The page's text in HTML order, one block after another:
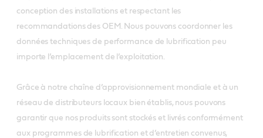
conception des installations et respectant les
recommandations des OEM. Nous pouvons coordonner les
données techniques de performance de lubrification peu
importe l’emplacement de l’exploitation.
Grâce à notre chaîne d’approvisionnement mondiale et à un
réseau de distributeurs locaux bien établis, nous pouvons
garantir que nos produits sont stockés et livrés conformément
aux programmes de lubrification et d’entretien convenus,